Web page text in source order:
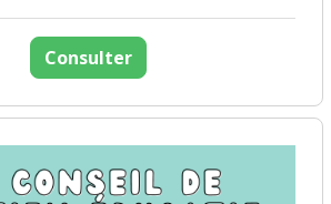
Consulter